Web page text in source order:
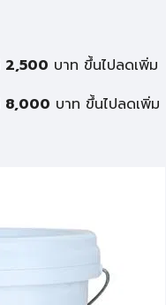
2,500 บาท ขึ้นไปลดเพิ่ม
8,000 บาท ขึ้นไปลดเพิ่ม